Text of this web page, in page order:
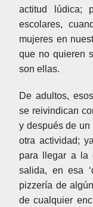
actitud lúdica;
escolares,
mujeres en
que no quieren
son ellas.
De adultos,
se reivindican
y después de
otra actividad;
para llegar a la
salida, en esa
pizzería de
de cualquier